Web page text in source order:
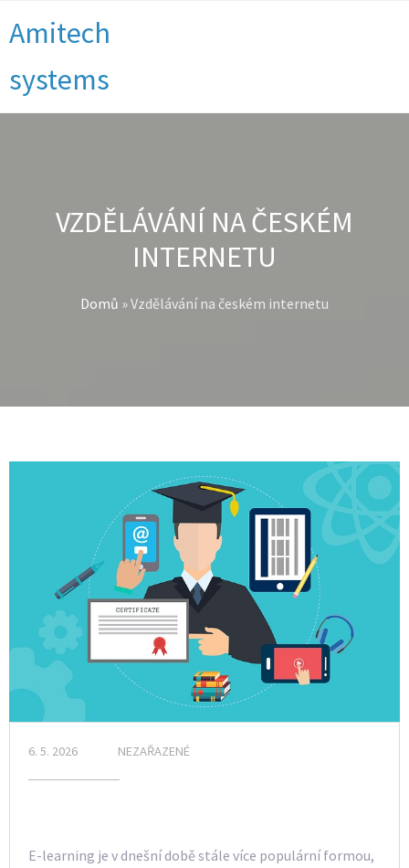
Amitech
systems
VZDĚLÁVÁNÍ NA ČESKÉM
INTERNETU
Domů »Vzdělávání na českém internetu
6. 5. 2026 NEZAŘAZENÉ
E-learning je v dnešní době stále více populární formou,